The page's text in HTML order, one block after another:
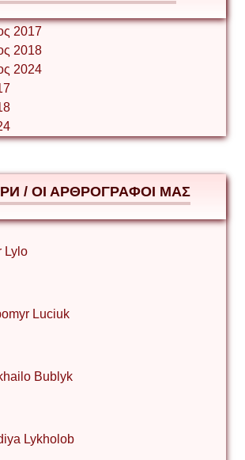
2017
2018
2024
/ ΟΙ ΑΡΘΡΟΓΡΑΦΟΙ ΜΑΣ
Lylo
Luciuk
Bublyk
Lykholob